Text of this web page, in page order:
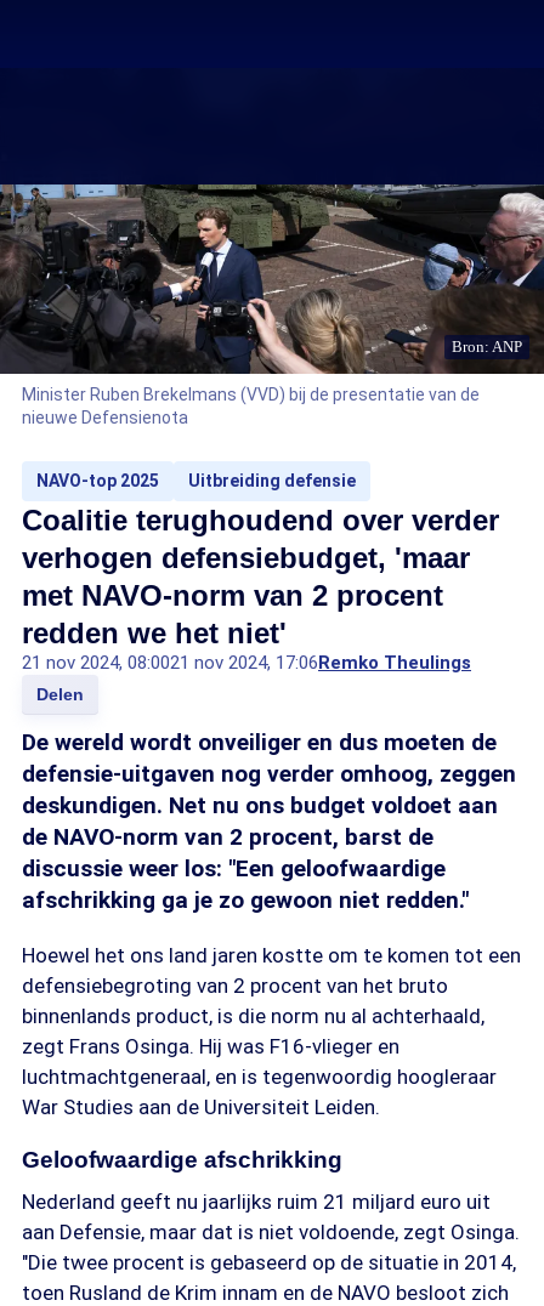
Bron: ANP
Minister Ruben Brekelmans (VVD) bij de presentatie van de
nieuwe Defensienota
NAVO-top 2025 Uitbreiding defensie
Coalitie terughoudend over verder
verhogen defensiebudget, 'maar
met NAVO-norm van 2 procent
redden we het niet'
21 nov 2024, 08:0021 nov 2024, 17:06Remko Theulings
Delen
De wereld wordt onveiliger en dus moeten de
defensie-uitgaven nog verder omhoog, zeggen
deskundigen. Net nu ons budget voldoet aan
de NAVO-norm van 2 procent, barst de
discussie weer los: "Een geloofwaardige
afschrikking ga je zo gewoon niet redden."
Hoewel het ons land jaren kostte om te komen tot een
defensiebegroting van 2 procent van het bruto
binnenlands product, is die norm nu al achterhaald,
zegt Frans Osinga. Hij was F16-vlieger en
luchtmachtgeneraal, en is tegenwoordig hoogleraar
War Studies aan de Universiteit Leiden.
Geloofwaardige afschrikking
Nederland geeft nu jaarlijks ruim 21 miljard euro uit
aan Defensie, maar dat is niet voldoende, zegt Osinga.
"Die twee procent is gebaseerd op de situatie in 2014,
toen Rusland de Krim innam en de NAVO besloot zich